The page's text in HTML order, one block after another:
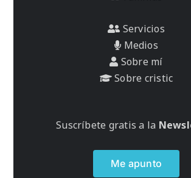
Servicios
Medios
Sobre mí
Sobre cristic
Suscríbete gratis a la
Me apunto